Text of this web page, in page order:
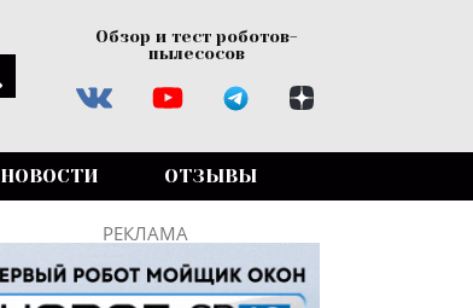
Обзор и тест роботов-
пылесосов
НОВОСТИ ОТЗЫВЫ
РЕКЛАМА